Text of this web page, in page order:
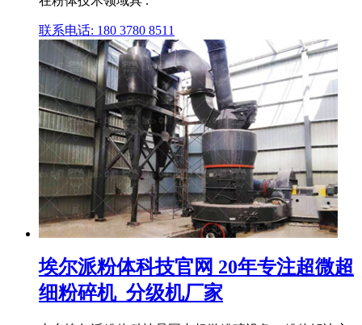
联系电话: 180 3780 8511
埃尔派粉体科技官网 20年专注超微超
细粉碎机_分级机厂家